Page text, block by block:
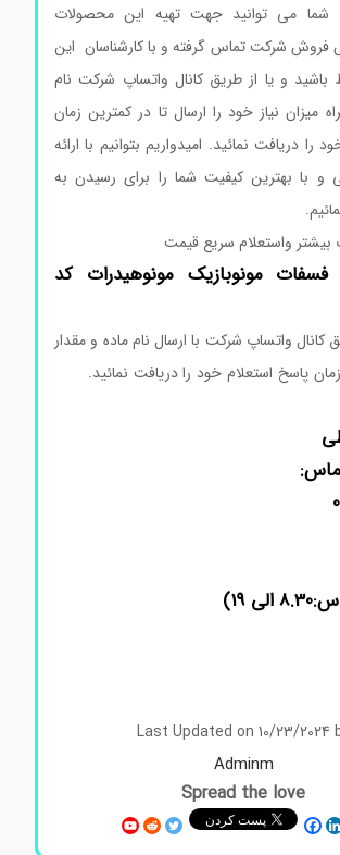
می توانید جهت تهیه این محصولات
شرکت تماس گرفته و با کارشناسان این
و یا از طریق کانال واتساپ شرکت نام
نیاز خود را ارسال تا در کمترین زمان
دریافت نمائید. امیدواریم بتوانیم با ارائه
بهترین کیفیت شما را برای رسیدن به
واستعلام سریع قیمت
مونوبازیک مونوهیدرات کد
واتساپ شرکت با ارسال نام ماده و مقدار
پاسخ استعلام خود را دریافت نمائید.آمینو
Last Updated on 10/23/
Adminm
Spread the love